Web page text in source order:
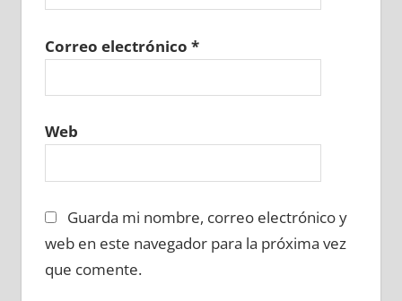
Correo electrónico *
Web
Guarda mi nombre, correo electrónico y
web en este navegador para la próxima vez
que comente.